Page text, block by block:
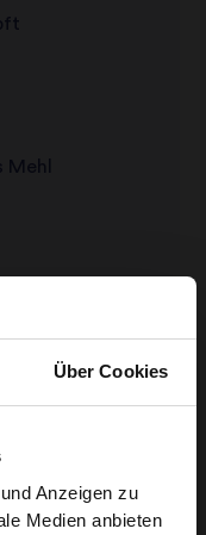
Über Cookies
Anzeigen zu
Medien anbieten